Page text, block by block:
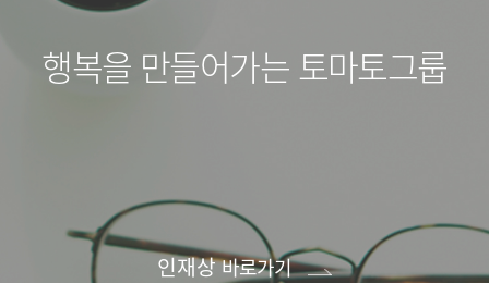
행복을 만들어가는 토마토그룹
인재상바로가기